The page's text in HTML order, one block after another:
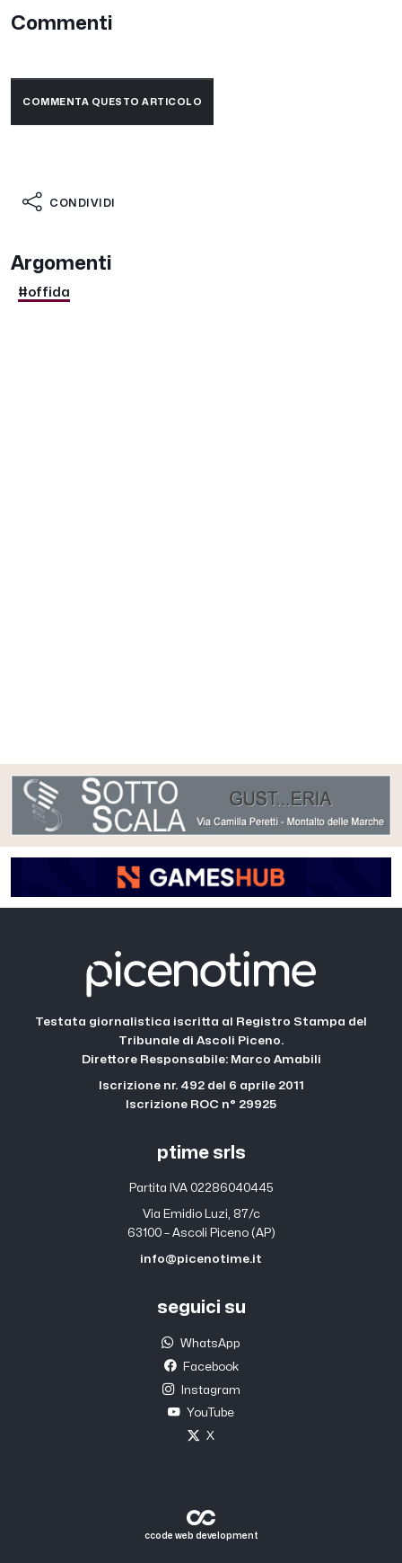
Commenti
COMMENTA QUESTO ARTICOLO
CONDIVIDI
Argomenti
#offida
Testata giornalistica iscritta al Registro Stampa del
Tribunale di Ascoli Piceno.
Direttore Responsabile: Marco Amabili
Iscrizione nr. 492 del 6 aprile 2011
Iscrizione ROC n° 29925
ptime srls
Partita IVA 02286040445
Via Emidio Luzi, 87/c
63100 – Ascoli Piceno (AP)
info@picenotime.it
seguici su
WhatsApp
Facebook
Instagram
YouTube
X
ccode web development